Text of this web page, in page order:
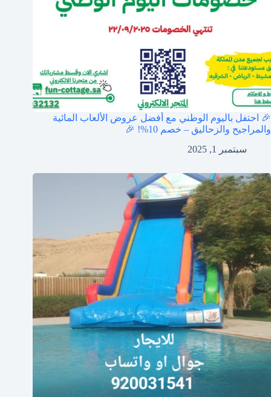
🎉 احتفل باليوم الوطني مع أفضل عروض الألعاب المائية
والمراجيح والزحاليق – خصم 10%! 🎉
سبتمبر 1, 2025